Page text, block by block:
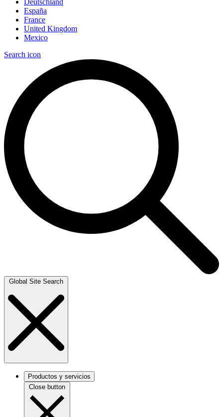
Deutschland
España
France
United Kingdom
Mexico
Search icon
Global Site Search
Productos y servicios
Close button